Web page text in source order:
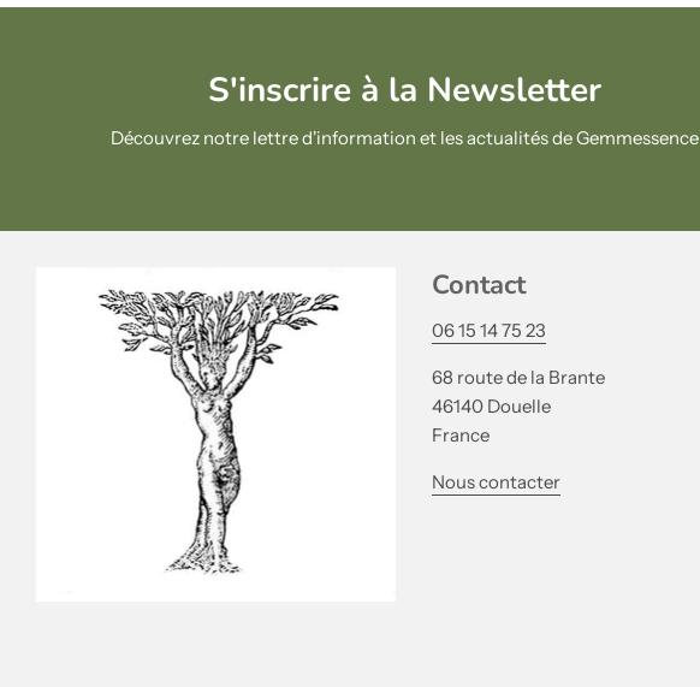
S'inscrire à la Newsletter
Découvrez notre lettre d'information et les actualités de Gemmessence
Contact
06 15 14 75 23
68 route de la Brante
46140 Douelle
France
Nous contacter